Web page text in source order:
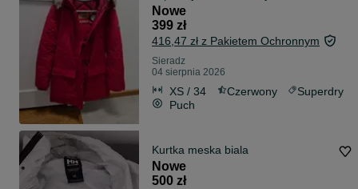
Nowe
399 zł
416,47 zł z Pakietem Ochronnym
Sieradz
04 sierpnia 2026
XS / 34 Czerwony
Superdry
Puch
Kurtka meska biala
Nowe
500 zł